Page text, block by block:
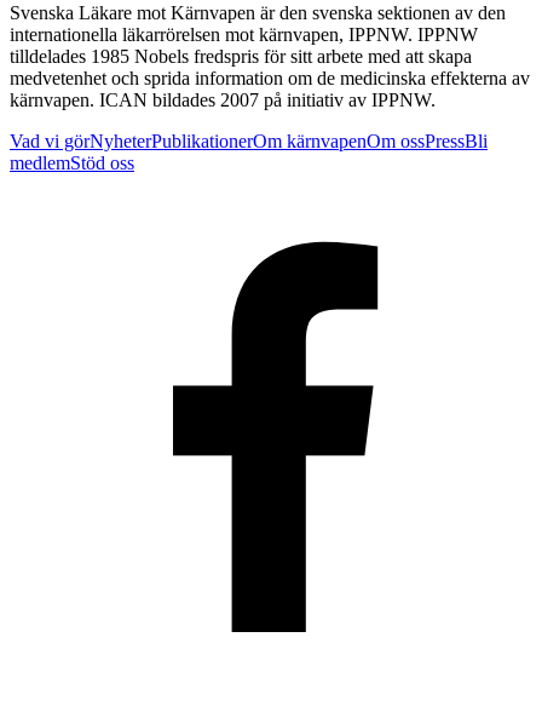
Svenska Läkare mot Kärnvapen är den svenska sektionen av den
internationella läkarrörelsen mot kärnvapen, IPPNW. IPPNW
tilldelades 1985 Nobels fredspris för sitt arbete med att skapa
medvetenhet och sprida information om de medicinska effekterna av
kärnvapen. ICAN bildades 2007 på initiativ av IPPNW.
Vad vi görNyheterPublikationerOm kärnvapenOm ossPressBli
medlemStöd oss